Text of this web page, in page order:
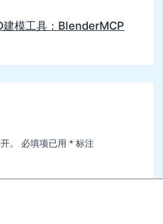
建模工具：BlenderMCP
。 必填项已用 * 标注